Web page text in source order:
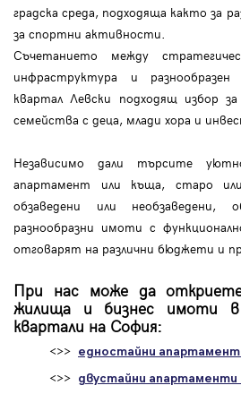
градска среда, подходяща както за
за спортни активности.
Съчетанието между
инфраструктура и
квартал Левски подходящ избор
семейства с деца, млади хора и
Независимо дали търсите
апартамент или къща, старо
обзаведени или необзаведени,
разнообразни имоти с
отговарят на различни бюджети и
При нас може да
жилища и бизнес имоти
квартали на София:
<>> едностайни
<>> двустайни апартаменти